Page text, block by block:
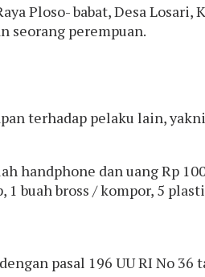
Ploso- babat, Desa Losari,
seorang perempuan.
terhadap pelaku lain,
handphone dan uang Rp
buah bross / kompor, 5
pasal 196 UU RI No 36